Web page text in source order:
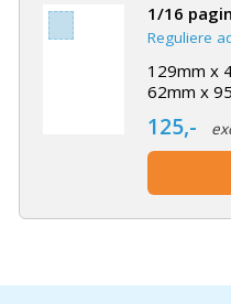
1/16
Reguliere
129mm x
62mm x
125,-